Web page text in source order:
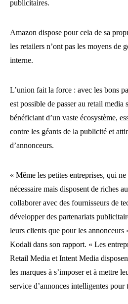
publicitaires.
Amazon dispose pour cela de sa
les retailers n’ont pas les moyens de
interne.
L’union fait la force : avec les bons
est possible de passer au retail media
bénéficiant d’un vaste écosystème,
contre les géants de la publicité et
d’annonceurs.
« Même les petites entreprises, qui ne
nécessaire mais disposent de riches
collaborer avec des fournisseurs de
développer des partenariats
leurs clients que pour les annonceurs
Kodali dans son rapport. « Les
Retail Media et Intent Media
les marques à s’imposer et à mettre
service d’annonces intelligentes pour